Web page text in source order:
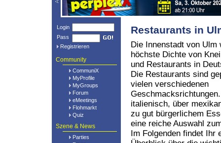
Login
Pass
Registrieren
Community
CommuniX
MyProfile
MyGroups
Forum
eMeetings
Flohmarkt
Quiz
Szene & News
Parties
Restaurants in
Die Innenstadt von Ulm
höchste Dichte von
und Restaurants in
Die Restaurants sind
vielen verschiedenen
italienisch, über
zu gut bürgerlichem
eine reiche Auswahl
Im Folgenden findet Ihr